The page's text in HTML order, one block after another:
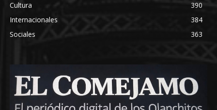
Cultura
390
Internacionales
384
Sociales
363